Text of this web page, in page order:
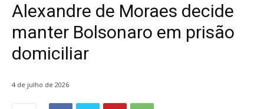
Alexandre de Moraes decide
manter Bolsonaro em prisão
domiciliar
4 de julho de 2026